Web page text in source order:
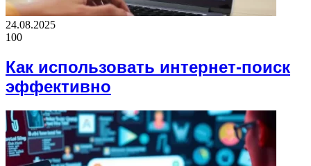
24.08.2025
100
Как использовать интернет-поиск
эффективно